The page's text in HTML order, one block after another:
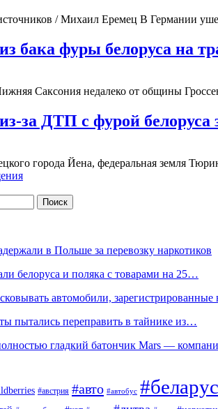
/ Михаил Еремец В Германии
бака фуры белоруса на
Саксония недалеко от общины
за ДТП с фурой белоруса
города Йена, федеральная земля
в Польше за перевозку наркотиков
белоруса и поляка с товарами на 25…
автомобили,
пытались переправить в тайнике из…
гладкий батончик Mars —
#австрия #авто #автобус